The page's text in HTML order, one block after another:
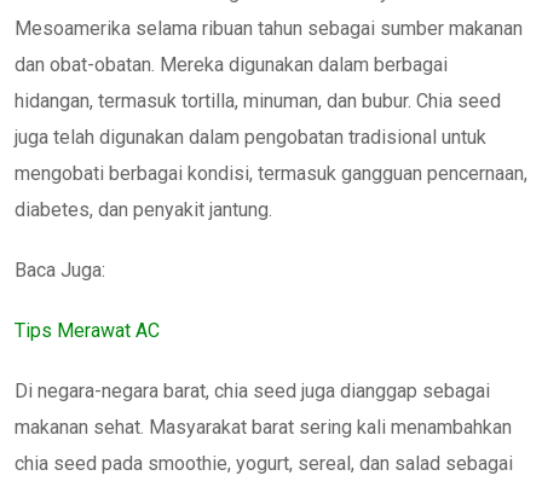
Mesoamerika selama ribuan tahun sebagai sumber makanan
dan obat-obatan. Mereka digunakan dalam berbagai
hidangan, termasuk tortilla, minuman, dan bubur. Chia seed
juga telah digunakan dalam pengobatan tradisional untuk
mengobati berbagai kondisi, termasuk gangguan pencernaan,
diabetes, dan penyakit jantung.
Baca Juga:
Tips Merawat AC
Di negara-negara barat, chia seed juga dianggap sebagai
makanan sehat. Masyarakat barat sering kali menambahkan
chia seed pada smoothie, yogurt, sereal, dan salad sebagai